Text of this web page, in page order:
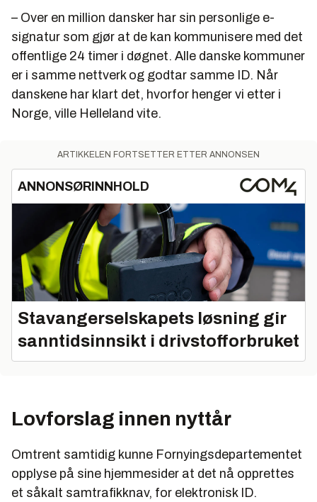
– Over en million dansker har sin personlige e-
signatur som gjør at de kan kommunisere med det
offentlige 24 timer i døgnet. Alle danske kommuner
er i samme nettverk og godtar samme ID. Når
danskene har klart det, hvorfor henger vi etter i
Norge, ville Helleland vite.
ARTIKKELEN FORTSETTER ETTER ANNONSEN
ANNONSØRINNHOLD
Stavangerselskapets løsning gir
sanntidsinnsikt i drivstofforbruket
Lovforslag innen nyttår
Omtrent samtidig kunne Fornyingsdepartementet
opplyse på sine hjemmesider at det nå opprettes
et såkalt samtrafikknav, for elektronisk ID.